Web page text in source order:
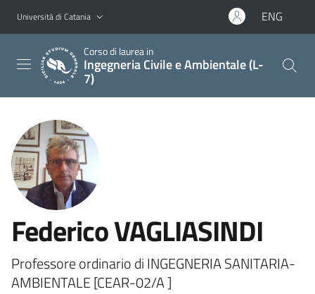
Vai al contenuto principale
Vai al menu di navigazione
Università di Catania ENG
Corso di laurea in
Ingegneria Civile e Ambientale (L-
7)
Federico VAGLIASINDI
Professore ordinario di INGEGNERIA SANITARIA-
AMBIENTALE [CEAR-02/A ]